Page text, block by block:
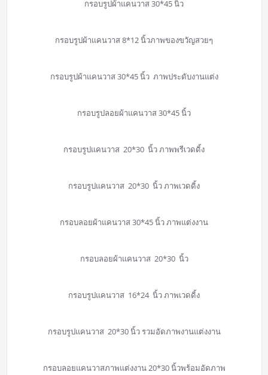
กรอบรูปผ้าแคนวาส 30*45 นิ้ว
กรอบรูปผ้าแคนวาส 8*12 นิ้วภาพของขวัญสวยๆ
กรอบรูปผ้าแคนวาส 30*45 นิ้ว ภาพประดับงานแต่ง
กรอบรูปลอยผ้าแคนวาส 30*45 นิ้ว
กรอบรูปแคนวาส 20*30 นิ้ว ภาพพรีเวดดิ้ง
กรอบรูปแคนวาส 20*30 นิ้ว ภาพเวดดิ้ง
กรอบลอยผ้าแคนวาส 30*45 นิ้ว ภาพแต่งงาน
กรอบลอยผ้าแคนวาส 20*30 นิ้ว
กรอบรูปแคนวาส 16*24 นิ้ว ภาพเวดดิ้ง
กรอบรูปแคนวาส 20*30 นิ้ว รวมอัดภาพงานแต่งงาน
กรอบลอยแคนวาสภาพแต่งงาน 20*30 นิ้วพร้อมอัดภาพ